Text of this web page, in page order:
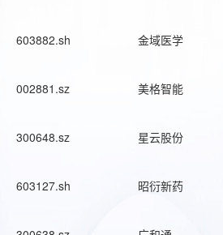
603882.sh 金域医学
002881.sz 美格智能
300648.sz 星云股份
603127.sh 昭衍新药